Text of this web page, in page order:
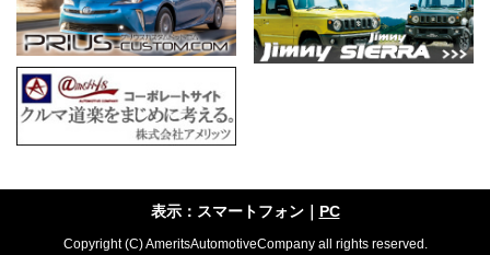
表示：スマートフォン｜ PC
Copyright (C) AmeritsAutomotiveCompany all rights reserved.